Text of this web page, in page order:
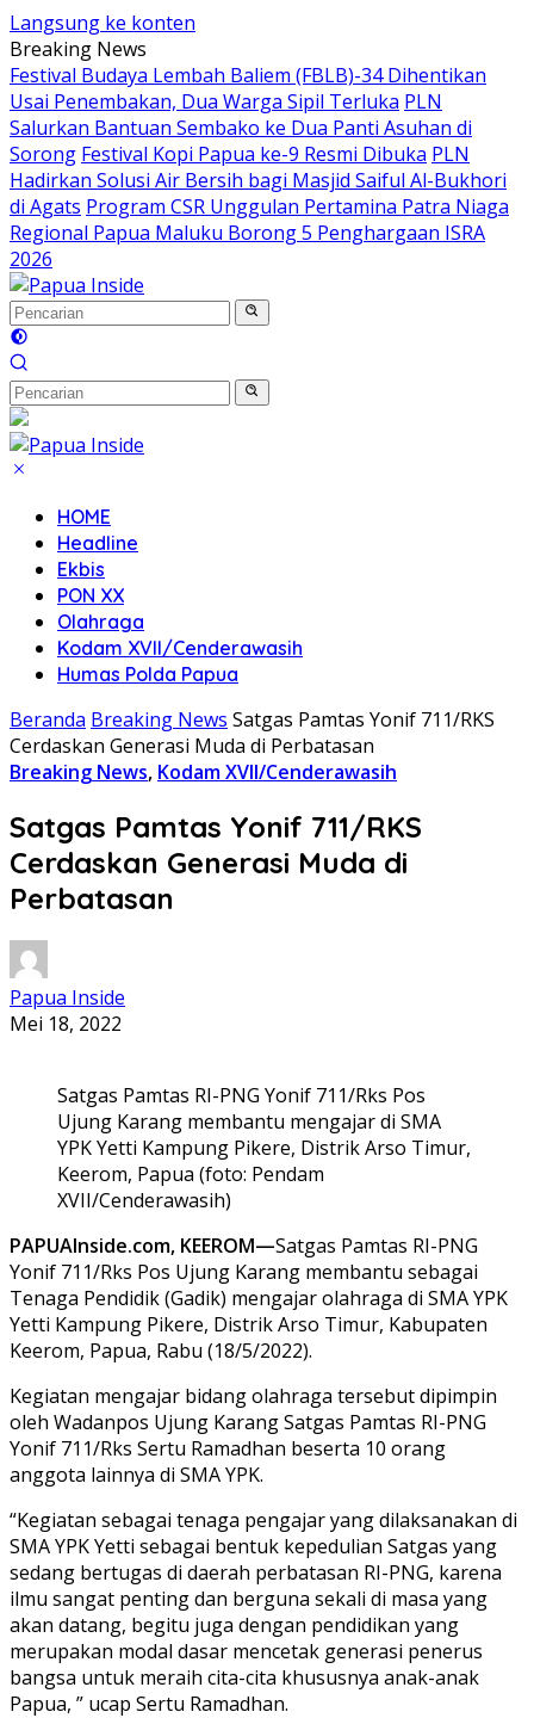
Langsung ke konten
Breaking News
Festival Budaya Lembah Baliem (FBLB)-34 Dihentikan
Usai Penembakan, Dua Warga Sipil Terluka PLN
Salurkan Bantuan Sembako ke Dua Panti Asuhan di
Sorong Festival Kopi Papua ke-9 Resmi Dibuka PLN
Hadirkan Solusi Air Bersih bagi Masjid Saiful Al-Bukhori
di Agats Program CSR Unggulan Pertamina Patra Niaga
Regional Papua Maluku Borong 5 Penghargaan ISRA
2026
HOME
Headline
Ekbis
PON XX
Olahraga
Kodam XVII/Cenderawasih
Humas Polda Papua
Beranda Breaking News Satgas Pamtas Yonif 711/RKS
Cerdaskan Generasi Muda di Perbatasan
Breaking News, Kodam XVII/Cenderawasih
Satgas Pamtas Yonif 711/RKS
Cerdaskan Generasi Muda di
Perbatasan
Papua Inside
Mei 18, 2022
Satgas Pamtas RI-PNG Yonif 711/Rks Pos
Ujung Karang membantu mengajar di SMA
YPK Yetti Kampung Pikere, Distrik Arso Timur,
Keerom, Papua (foto: Pendam
XVII/Cenderawasih)
PAPUAInside.com, KEEROM—Satgas Pamtas RI-PNG
Yonif 711/Rks Pos Ujung Karang membantu sebagai
Tenaga Pendidik (Gadik) mengajar olahraga di SMA YPK
Yetti Kampung Pikere, Distrik Arso Timur, Kabupaten
Keerom, Papua, Rabu (18/5/2022).
Kegiatan mengajar bidang olahraga tersebut dipimpin
oleh Wadanpos Ujung Karang Satgas Pamtas RI-PNG
Yonif 711/Rks Sertu Ramadhan beserta 10 orang
anggota lainnya di SMA YPK.
“Kegiatan sebagai tenaga pengajar yang dilaksanakan di
SMA YPK Yetti sebagai bentuk kepedulian Satgas yang
sedang bertugas di daerah perbatasan RI-PNG, karena
ilmu sangat penting dan berguna sekali di masa yang
akan datang, begitu juga dengan pendidikan yang
merupakan modal dasar mencetak generasi penerus
bangsa untuk meraih cita-cita khususnya anak-anak
Papua, ” ucap Sertu Ramadhan.